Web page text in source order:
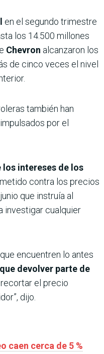
en el segundo trimestre
los 14.500 millones
Chevron alcanzaron los
de cinco veces el nivel
también han
​​por el
los intereses de los
contra los precios
que instruía al
investigar cualquier
encuentren lo antes
devolver parte de
el precio
dijo.
caen cerca de 5 %